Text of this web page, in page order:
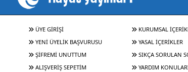
ÜYE GİRİŞİ
YENİ ÜYELİK BAŞVURUSU
ŞİFREMİ UNUTTUM
ALIŞVERİŞ SEPETİM
KURUMSAL
YASAL İÇERİKLER
SIKÇA SORULAN
YARDIM